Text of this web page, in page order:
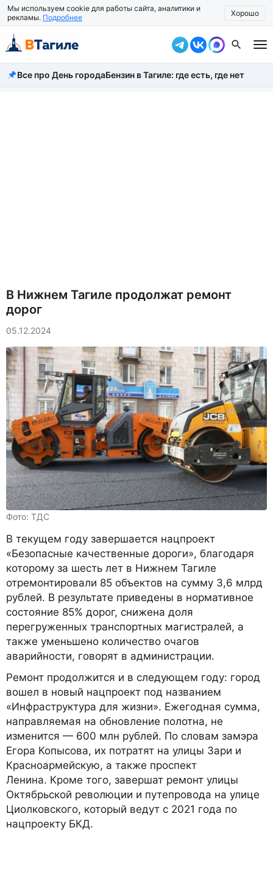
Мы используем cookie для работы сайта, аналитики и
рекламы. Подробнее Хорошо
Все новости
Все про День городаБензин в Тагиле: где есть, где нет
В Нижнем Тагиле продолжат ремонт
дорог
05.12.2024
Фото: ТДС
В текущем году завершается нацпроект
«Безопасные качественные дороги», благодаря
которому за шесть лет в Нижнем Тагиле
отремонтировали 85 объектов на сумму 3,6 млрд
рублей. В результате приведены в нормативное
состояние 85% дорог, снижена доля
перегруженных транспортных магистралей, а
также уменьшено количество очагов
аварийности, говорят в администрации.
Ремонт продолжится и в следующем году: город
вошел в новый нацпроект под названием
«Инфраструктура для жизни». Ежегодная сумма,
направляемая на обновление полотна, не
изменится — 600 млн рублей. По словам замэра
Егора Копысова, их потратят на улицы Зари и
Красноармейскую, а также проспект
Ленина. Кроме того, завершат ремонт улицы
Октябрьской революции и путепровода на улице
Циолковского, который ведут с 2021 года по
нацпроекту БКД.